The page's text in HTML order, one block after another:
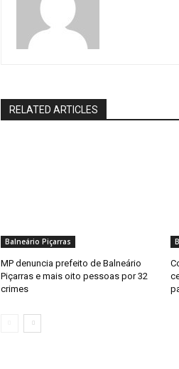
RELATED ARTICLES
Balneário Piçarras
MP denuncia prefeito de Balneário
Piçarras e mais oito pessoas por 32
crimes